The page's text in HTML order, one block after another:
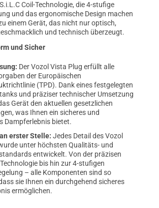
Coil-Technologie, die 4-stufige
und das ergonomische Design machen
einem Gerät, das nicht nur optisch,
und technisch überzeugt.
und Sicher
Der Vozol Vista Plug erfüllt alle
der Europäischen
(TPD). Dank eines festgelegten
und präziser technischer Umsetzung
Gerät den aktuellen gesetzlichen
was Ihnen ein sicheres und
Dampferlebnis bietet.
erster Stelle: Jedes Detail des Vozol
unter höchsten Qualitäts- und
entwickelt. Von der präzisen
bis hin zur 4-stufigen
– alle Komponenten sind so
sie Ihnen ein durchgehend sicheres
ermöglichen.